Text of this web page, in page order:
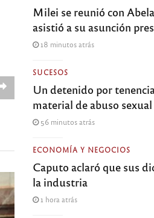
Milei se reunió con
asistió a su asunción
18 minutos atrás
SUCESOS
Un detenido por
material de abuso
56 minutos atrás
ECONOMÍA Y NEGOCIOS
Caputo aclaró que sus
la industria
1 hora atrás